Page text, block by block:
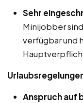
Sehr
Minijobber
verfügbar und
Anspruch auf